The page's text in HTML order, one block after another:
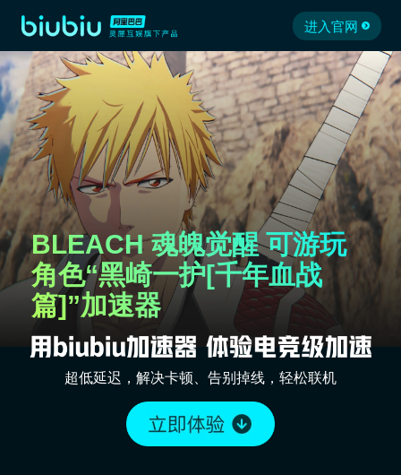
进入官网
BLEACH 魂魄觉醒 可游玩
角色“黑崎一护[千年血战
篇]”加速器
超低延迟，解决卡顿、告别掉线，轻松联机